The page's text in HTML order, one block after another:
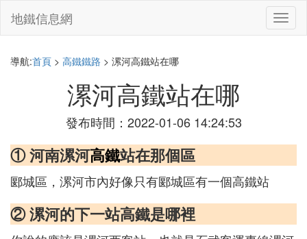
切
換
地鐵信息網
導航:首頁 > 高鐵鐵路 > 漯河高鐵站在哪
漯河高鐵站在哪
發布時間：2022-01-06 14:24:53
① 河南漯河高鐵站在那個區
郾城區，漯河市內好像只有郾城區有一個高鐵站
② 漯河的下一站高鐵是哪裡